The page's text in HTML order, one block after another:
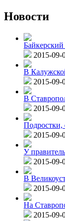
Новости
2015-09-
В
2015-09-
В
2015-09-
Подростки,
2015-09-
У
2015-09-
В
2015-09-
На
2015-09-